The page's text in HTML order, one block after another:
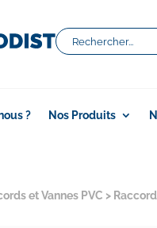
? Nos Produits
et Vannes PVC >